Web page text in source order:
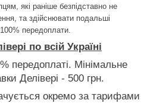
які раніше безпідставно не
та здійснювати подальші
передоплати.
по всій Україні
передоплаті. Мінімальне
Делівері - 500 грн.
окремо за тарифами